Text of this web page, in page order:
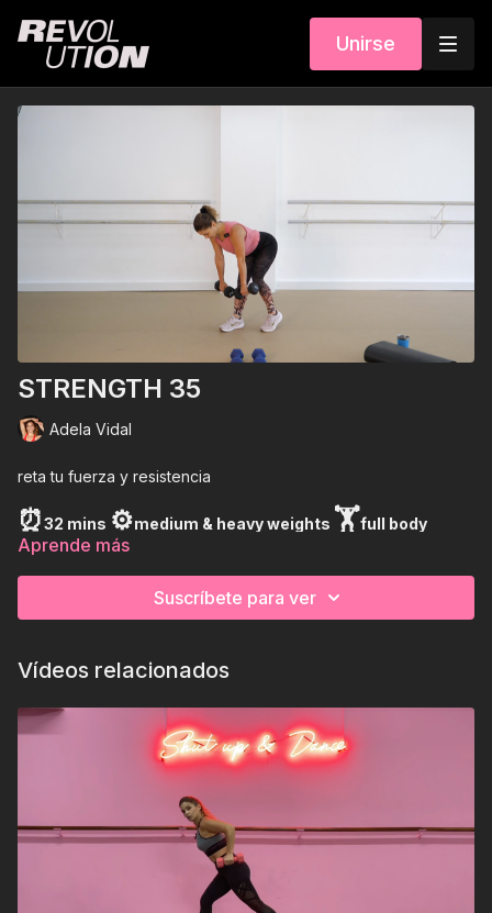
Unirse
STRENGTH 35
Adela Vidal
reta tu fuerza y resistencia
⏰32 mins ⚙️medium & heavy weights 🏋full body
Aprende más
Suscríbete para ver
Vídeos relacionados